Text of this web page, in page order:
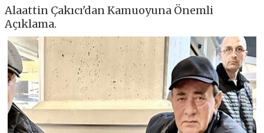
Alaattin Çakıcı'dan Kamuoyuna Önemli
Açıklama.